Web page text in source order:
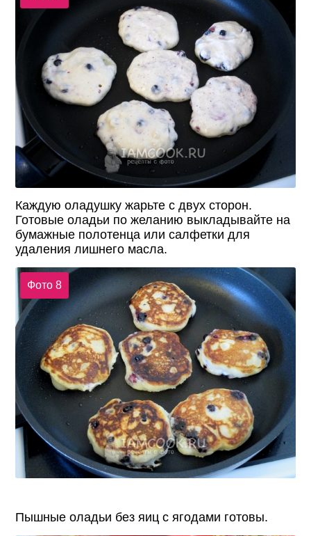
Каждую оладушку жарьте с двух сторон.
Готовые оладьи по желанию выкладывайте на
бумажные полотенца или салфетки для
удаления лишнего масла.
Фото 8
Пышные оладьи без яиц с ягодами готовы.